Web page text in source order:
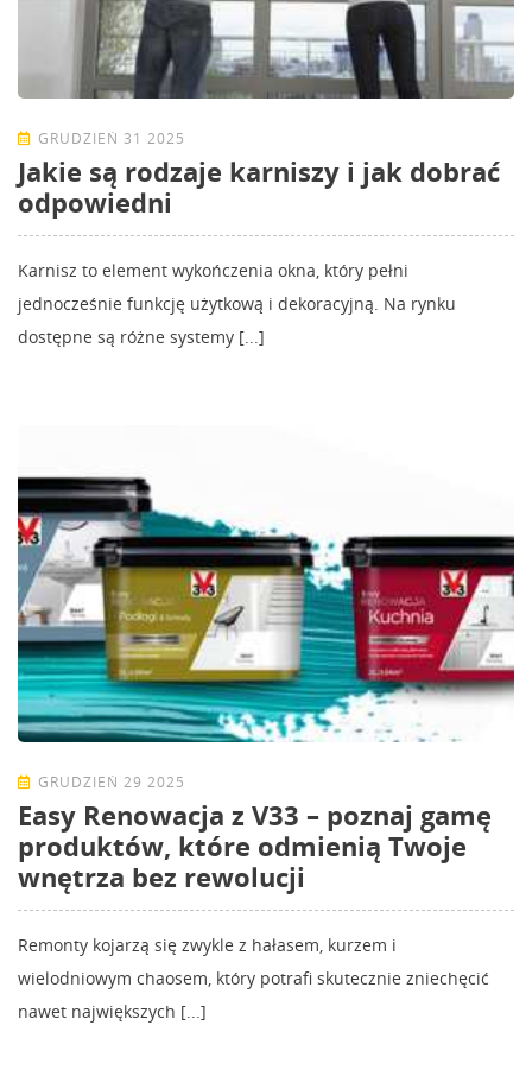
GRUDZIEŃ 31 2025
Jakie są rodzaje karniszy i jak dobrać
odpowiedni
Karnisz to element wykończenia okna, który pełni
jednocześnie funkcję użytkową i dekoracyjną. Na rynku
dostępne są różne systemy [...]
GRUDZIEŃ 29 2025
Easy Renowacja z V33 – poznaj gamę
produktów, które odmienią Twoje
wnętrza bez rewolucji
Remonty kojarzą się zwykle z hałasem, kurzem i
wielodniowym chaosem, który potrafi skutecznie zniechęcić
nawet największych [...]